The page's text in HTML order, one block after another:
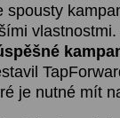
spousty
je nutné mít